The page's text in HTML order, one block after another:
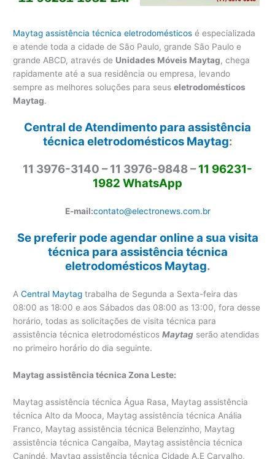
Maytag assistência técnica eletrodomésticos é especializada
e atende toda a cidade de São Paulo, grande São Paulo e
grande ABCD, através de Unidades Móveis Maytag, chega
rapidamente até a sua residência ou empresa, levando
sempre as melhores soluções para seuseletrodomésticos
Maytag.
Central de Atendimento para assistência
técnica eletrodomésticos Maytag:
11 3976-3140 – 11 3976-9848 –11 96231-
1982 WhatsApp
E-mail:contato@electronews.com.br
Se preferir pode agendar online a sua visita
técnica para assistência técnica
eletrodomésticos Maytag.
ACentral Maytag trabalha de Segunda a Sexta-feira das
08:00 as 18:00 e aos Sábados das 08:00 as 13:00, fora desse
horário, todas as solicitações de visita técnica para
assistência técnica eletrodomésticosMaytag serão atendidas
no primeiro horário do dia seguinte.
Maytag assistência técnica Zona Leste:
Maytag assistência técnica Água Rasa, Maytag assistência
técnica Alto da Mooca, Maytag assistência técnica Anália
Franco, Maytag assistência técnica Belenzinho, Maytag
assistência técnica Cangaiba, Maytag assistência técnica
Canindé, Maytag assistência técnica Cidade A.E Carvalho,